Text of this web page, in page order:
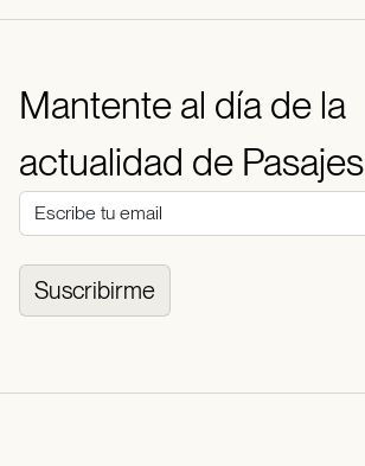
Mantente al día de la
actualidad de Pasajes
Suscribirme